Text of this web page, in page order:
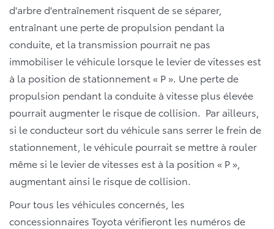
d'arbre d'entraînement risquent de se séparer,
entraînant une perte de propulsion pendant la
conduite, et la transmission pourrait ne pas
immobiliser le véhicule lorsque le levier de vitesses est
à la position de stationnement « P ». Une perte de
propulsion pendant la conduite à vitesse plus élevée
pourrait augmenter le risque de collision. Par ailleurs,
si le conducteur sort du véhicule sans serrer le frein de
stationnement, le véhicule pourrait se mettre à rouler
même si le levier de vitesses est à la position « P »,
augmentant ainsi le risque de collision.
Pour tous les véhicules concernés, les
concessionnaires Toyota vérifieront les numéros de